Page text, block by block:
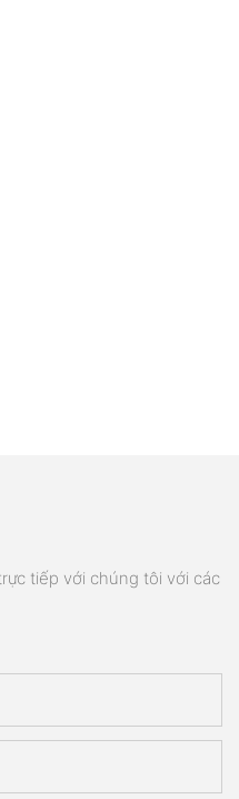
tiếp với chúng tôi với các